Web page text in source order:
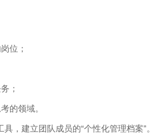
位；
；
的领域。
，建立团队成员的“个性化管理档案”。